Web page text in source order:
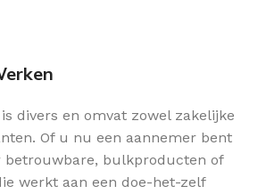
divers en omvat zowel zakelijke
Of u nu een aannemer bent
betrouwbare, bulkproducten of
werkt aan een doe-het-zelf